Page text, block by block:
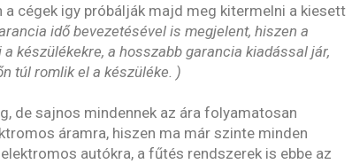
cégek igy próbálják majd meg kitermelni a kiesett
idő bevezetésével is megjelent, hiszen a
készülékekre, a hosszabb garancia kiadással jár,
túl romlik el a készüléke. )
de sajnos mindennek az ára folyamatosan
áramra, hiszen ma már szinte minden
autókra, a fűtés rendszerek is ebbe az